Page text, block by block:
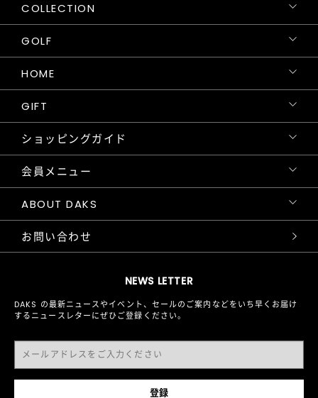
NEWS LETTER
DAKS の最新ニュースやイベント、セールのご案内などをいち早くお届け
するニュースレターにぜひご登録ください。
COLLECTION
GOLF
HOME
GIFT
ショッピングガイド
会員メニュー
ABOUT DAKS
お問い合わせ